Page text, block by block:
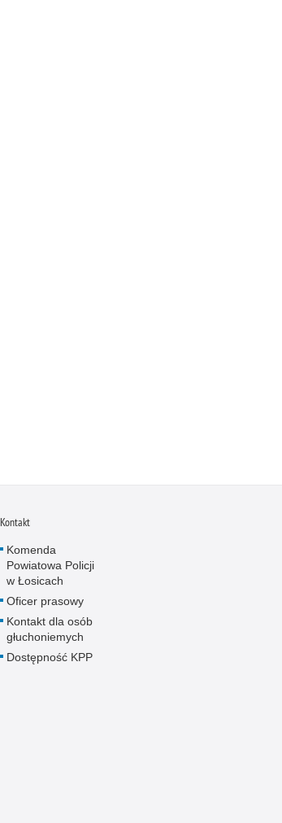
Kontakt
Komenda
Powiatowa Policji
w Łosicach
Oficer prasowy
Kontakt dla osób
głuchoniemych
Dostępność KPP